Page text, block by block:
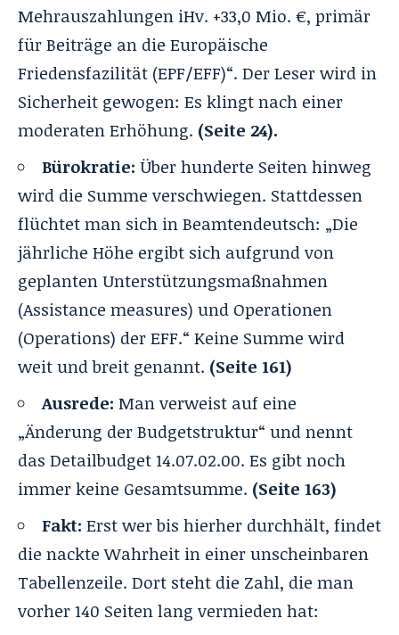
Mehrauszahlungen iHv. +33,0 Mio. €, primär
für Beiträge an die Europäische
Friedensfazilität (EPF/EFF)“. Der Leser wird in
Sicherheit gewogen: Es klingt nach einer
moderaten Erhöhung. (Seite 24).
Bürokratie: Über hunderte Seiten hinweg
wird die Summe verschwiegen. Stattdessen
flüchtet man sich in Beamtendeutsch: „Die
jährliche Höhe ergibt sich aufgrund von
geplanten Unterstützungsmaßnahmen
(Assistance measures) und Operationen
(Operations) der EFF.“ Keine Summe wird
weit und breit genannt. (Seite 161)
Ausrede: Man verweist auf eine
„Änderung der Budgetstruktur“ und nennt
das Detailbudget 14.07.02.00. Es gibt noch
immer keine Gesamtsumme. (Seite 163)
Fakt: Erst wer bis hierher durchhält, findet
die nackte Wahrheit in einer unscheinbaren
Tabellenzeile. Dort steht die Zahl, die man
vorher 140 Seiten lang vermieden hat: